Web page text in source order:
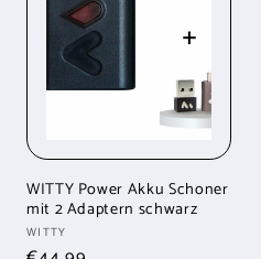
WITTY Power Akku Schoner
mit 2 Adaptern schwarz
Anbieter:
WITTY